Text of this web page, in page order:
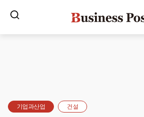
기업과산업 건설